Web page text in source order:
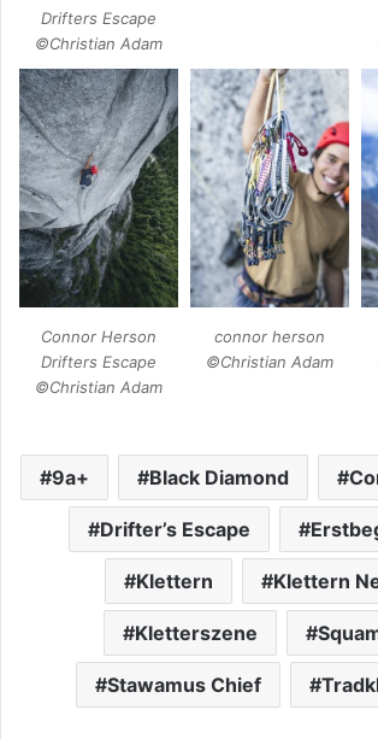
Drifters Escape
©Christian Adam
Connor Herson
Drifters Escape
©Christian Adam
connor herson
©Christian Adam
9a+ Black Diamond
Drifter’s Escape
Klettern Klettern
Kletterszene
Stawamus Chief